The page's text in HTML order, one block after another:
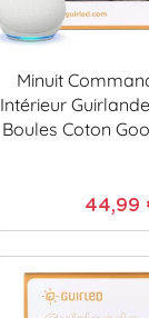
Minuit
Intérieur
Boules Coton
44,99